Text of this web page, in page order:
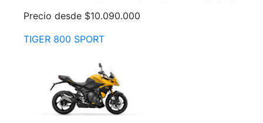
Precio desde $10.090.000
TIGER 800 SPORT